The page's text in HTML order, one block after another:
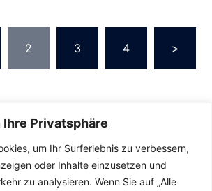
Privatsphäre
um Ihr Surferlebnis zu verbessern,
oder Inhalte einzusetzen und
zu analysieren. Wenn Sie auf „Alle
2 3 4 >